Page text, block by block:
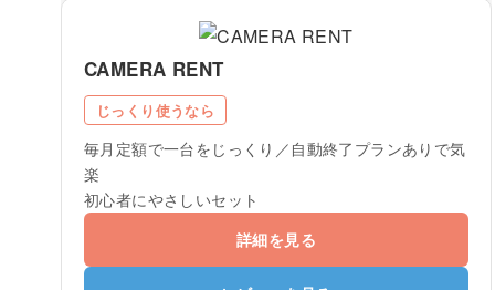
CAMERA RENT
じっくり使うなら
毎月定額で一台をじっくり／自動終了プランありで気
楽
初心者にやさしいセット
詳細を見る